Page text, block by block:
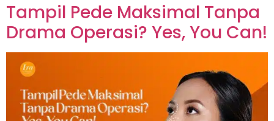
Tampil Pede Maksimal Tanpa
Drama Operasi? Yes, You Can!